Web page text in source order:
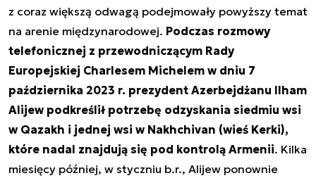
z coraz większą odwagą podejmowały powyższy temat
na arenie międzynarodowej. Podczas rozmowy
telefonicznej z przewodniczącym Rady
Europejskiej Charlesem Michelem w dniu 7
października 2023 r. prezydent Azerbejdżanu Ilham
Alijew podkreślił potrzebę odzyskania siedmiu wsi
w Qazakh i jednej wsi w Nakhchivan (wieś Kerki),
które nadal znajdują się pod kontrolą Armenii. Kilka
miesięcy później, w styczniu b.r., Alijew ponownie